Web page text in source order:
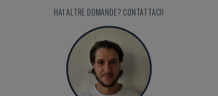
HAI ALTRE DOMANDE? CONTATTACI!